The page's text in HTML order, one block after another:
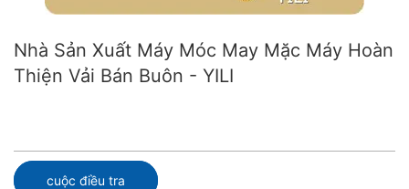
Nhà Sản Xuất Máy Móc May Mặc Máy Hoàn
Thiện Vải Bán Buôn - YILI
cuộc điều tra